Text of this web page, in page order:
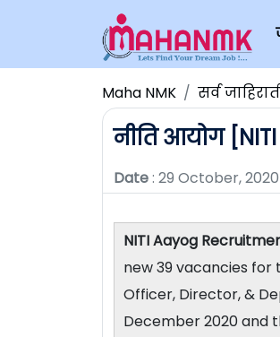
Maha NMK सर्व
नीति आयोग [NITI
Date: 29 October,
NITI Aayog
new 39 vacancies
Officer, Director, &
December 2020 and